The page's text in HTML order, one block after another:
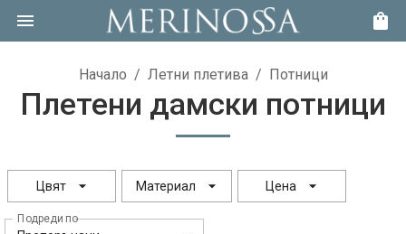
Начало / Летни плетива / Потници
Плетени дамски потници
Цвят Материал Цена
Подреди по